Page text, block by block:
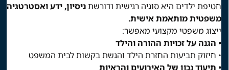
חטיפת ילדים היא סוגיה רגישית ודורשתניסיון, ידע ואסטרטגיה
משפטית מותאמת אישית.
ייצוג משפטי מקצועי מאפשר:
• הגנה על זכויות ההורה והילד
• חיזוק תביעות החזרת הילד והגשת בקשות לבית המשפט
• תיעוד נכון של האירועים והראיות